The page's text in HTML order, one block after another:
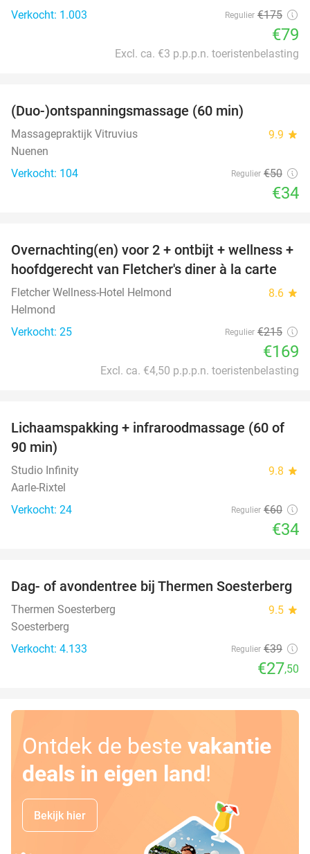
Verkocht: 1.003
Regulier €175
€79
Excl. ca. €3 p.p.p.n. toeristenbelasting
(Duo-)ontspanningsmassage (60 min)
Massagepraktijk Vitruvius 9.9 star
Nuenen
Verkocht: 104
Regulier €50
€34
21%
Overnachting(en) voor 2 + ontbijt + wellness +
hoofdgerecht van Fletcher's diner à la carte
Fletcher Wellness-Hotel Helmond 8.6 star
Helmond
Verkocht: 25
Regulier €215
€169
Excl. ca. €4,50 p.p.p.n. toeristenbelasting
43%
Lichaamspakking + infraroodmassage (60 of
90 min)
Studio Infinity 9.8 star
Aarle-Rixtel
Verkocht: 24
Regulier €60
€34
29%
Dag- of avondentree bij Thermen Soesterberg
Thermen Soesterberg 9.5 star
Soesterberg
Verkocht: 4.133
Regulier €39
€27,50
Ontdek de beste vakantie
deals in eigen land!
Bekijk hier